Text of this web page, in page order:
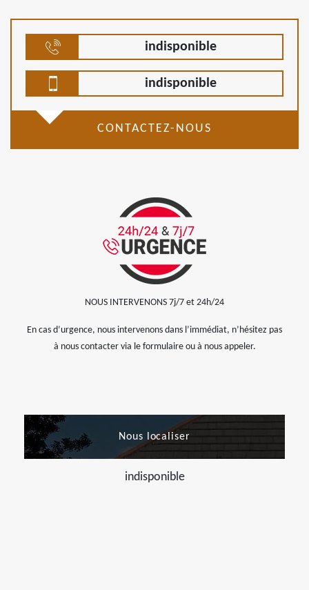
indisponible
indisponible
CONTACTEZ-NOUS
NOUS INTERVENONS 7j/7 et 24h/24
En cas d’urgence, nous intervenons dans l’immédiat, n’hésitez pas
à nous contacter via le formulaire ou à nous appeler.
Nous localiser
indisponible